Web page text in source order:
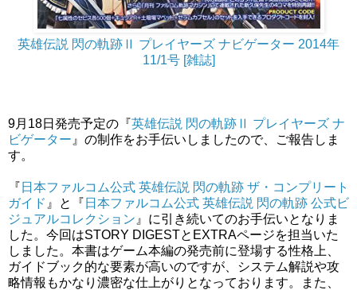
英雄伝説 閃の軌跡Ⅱ プレイヤーズ ナビゲーター 2014年
11/1号 [雑誌]
9月18日発売予定の『英雄伝説 閃の軌跡Ⅱ プレイヤーズ ナ
ビゲーター 』の制作をお手伝いしましたので、ご報告しま
す。
『 日本ファルコム公式 英雄伝説 閃の軌跡 ザ・コンプリート
ガイド 』と『 日本ファルコム公式 英雄伝説 閃の軌跡 公式ビ
ジュアルコレクション 』に引き続いてのお手伝いとなりま
した。今回はSTORY DIGESTとEXTRAページを担当いた
しました。本書はゲーム本編の発売前に登場する性格上、
ガイドブック的な要素が高いのですが、システム解説や攻
略情報もかなり濃密な仕上がりとなっております。また、